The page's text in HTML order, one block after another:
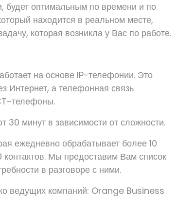
будет оптимальным по времени и по
находится в реальном месте,
которая возникла у Вас по работе.
на основе IP-телефонии. Это
Интернет, а телефонная связь
телефоны.
30 минут в зависимости от сложности.
ежедневно обрабатывает более 10
Мы предоставим Вам список
в разговоре с ними.
ведущих компаний: Orange Business